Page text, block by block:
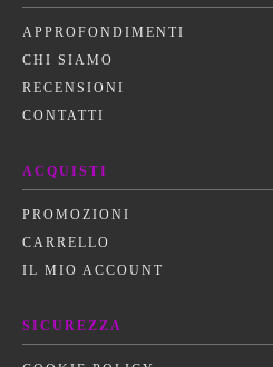
APPROFONDIMENTI
CHI SIAMO
RECENSIONI
CONTATTI
ACQUISTI
PROMOZIONI
CARRELLO
IL MIO ACCOUNT
SICUREZZA